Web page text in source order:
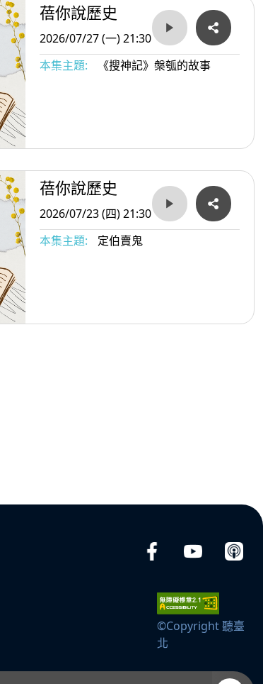
蓓你說歷史
2026/07/27 (一) 21:30
本集主題:
《搜神記》槃瓠的故事
蓓你說歷史
2026/07/23 (四) 21:30
本集主題:
定伯賣鬼
©Copyright 聽臺
北